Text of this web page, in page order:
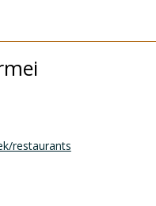
restaurants